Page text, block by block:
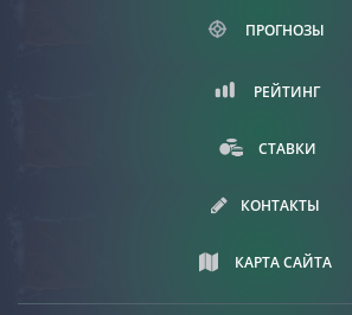
ПРОГНОЗЫ
РЕЙТИНГ
СТАВКИ
КОНТАКТЫ
КАРТА САЙТА